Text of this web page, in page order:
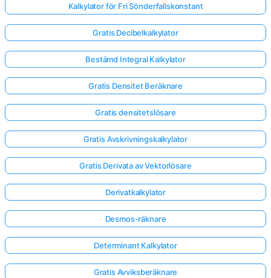
Kalkylator för Fri Sönderfallskonstant
Gratis Decibelkalkylator
Bestämd Integral Kalkylator
Gratis Densitet Beräknare
Gratis densitetslösare
Gratis Avskrivningskalkylator
Gratis Derivata av Vektorlösare
Derivatkalkylator
Desmos-räknare
Determinant Kalkylator
Gratis Avviksberäknare